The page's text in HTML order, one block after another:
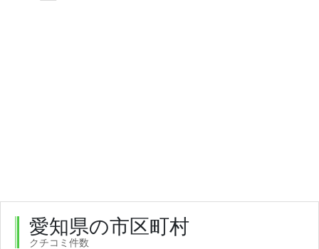
愛知県の市区町村
クチコミ件数